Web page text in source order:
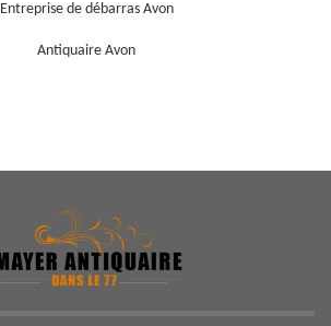
Entreprise de débarras Avon
Antiquaire Avon